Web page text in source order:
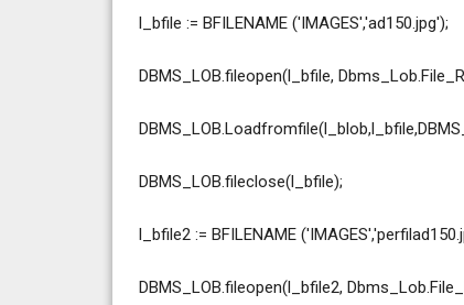
l_bfile := BFILENAME ('IMAGES','ad150.jpg');
DBMS_LOB.fileopen(l_bfile,
DBMS_LOB.fileclose(l_bfile);
l_bfile2 := BFILENAME
DBMS_LOB.fileopen(l_bfile2,